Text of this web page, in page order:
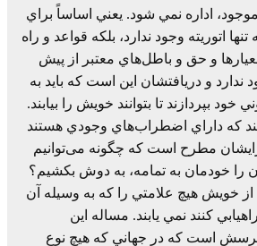
اداره نمي شود. يعني اساساً براي
تنها اتوريته وجود ندارد، بلکه قواعد و راه
و حق و باطل‌هاي معتبر از پيش
و دريافتشان اين است که بايد به
بپردازند تا بتوانند خويش را بيابند.
که داراي اضطراب‌هاي وجودي هستند
مطرح است که چگونه می‌توانيم
را خودمان به تمامه، به دوش بکشيم؟
از خويش هيچ علامتي را که به وسيله آن
کنند نمي يابند. مساله اين
پرسش است که در جهاني که هيچ نوع